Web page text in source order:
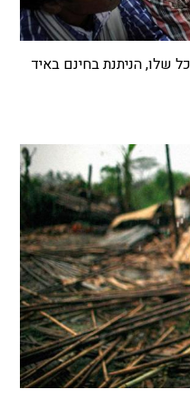
שלו, הניתנת בחינם באיד